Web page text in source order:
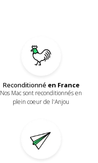
Reconditionné en France
Nos Mac sont reconditionnés en
plein coeur de l'Anjou